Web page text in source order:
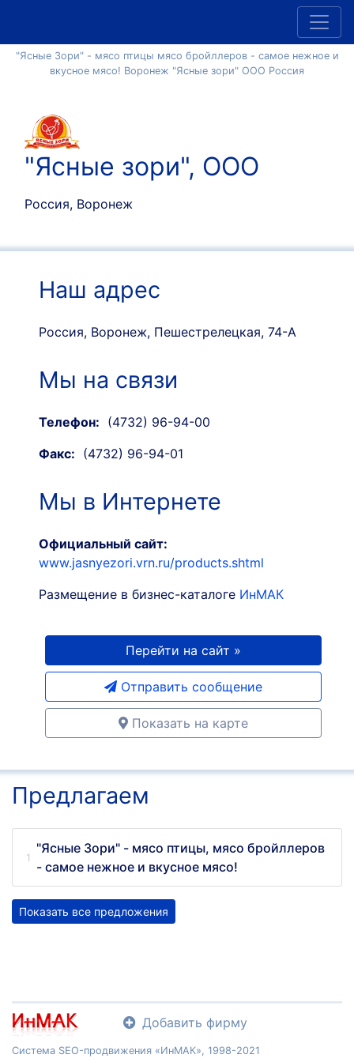
"Ясные Зори" - мясо птицы мясо бройллеров - самое нежное и
вкусное мясо! Воронеж "Ясные зори" ООО Россия
"Ясные зори", ООО
Россия, Воронеж
Наш адрес
Россия, Воронеж, Пешестрелецкая, 74-А
Мы на связи
Телефон: (4732) 96-94-00
Факс: (4732) 96-94-01
Мы в Интернете
Официальный сайт:
www.jasnyezori.vrn.ru/products.shtml
Размещение в бизнес-каталоге ИнМАК
Перейти на сайт »
Отправить сообщение
Показать на карте
Предлагаем
"Ясные Зори" - мясо птицы, мясо бройллеров
- самое нежное и вкусное мясо!
Показать все предложения
Добавить фирму
Система SEO-продвижения «ИнМАК», 1998-2021